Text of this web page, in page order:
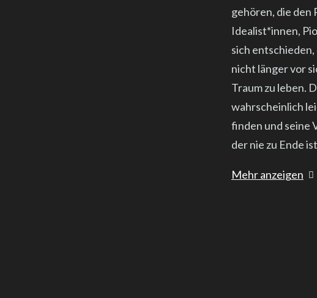
gehören, die den
Idealist*innen,
sich
nicht länger vor
Traum zu leben.
wahrscheinlich
finden und seine
der nie zu Ende
Mehr anzeigen